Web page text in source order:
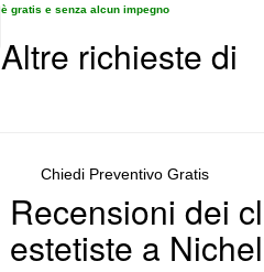
è gratis e senza alcun impegno
Altre richieste di
Chiedi Preventivo Gratis
Recensioni dei
estetiste a